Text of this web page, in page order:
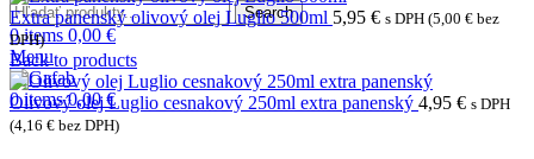
Search
0items 0,00 €
Menu
0items 0,00€
Extra panenský olivový olej Luglio 500ml 5,95 € s DPH (5,00 € bez
DPH)
Back to products
Olivový olej Luglio cesnakový 250ml extra panenský 4,95 € s DPH
(4,16 € bez DPH)